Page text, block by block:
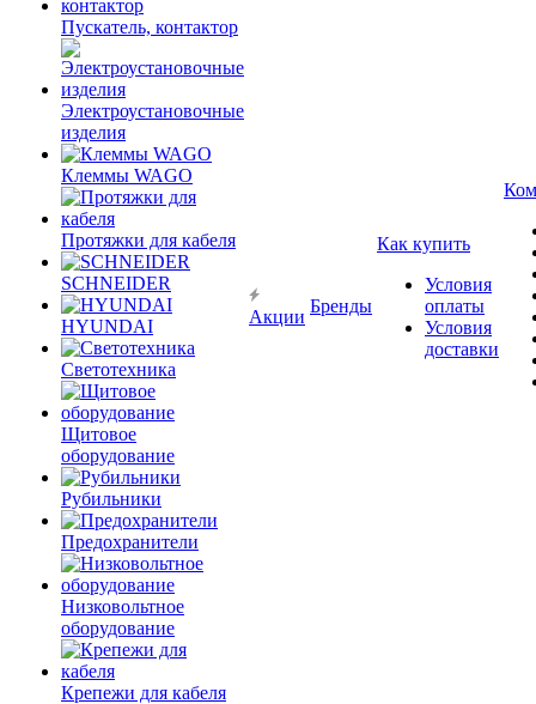
Пускатель, контактор
Электроустановочные
изделия
Клеммы WAGO
Протяжки для кабеля
SCHNEIDER
HYUNDAI
Светотехника
Щитовое
оборудование
Рубильники
Предохранители
Низковольтное
оборудование
Крепежи для кабеля
Акции
Бренды
Как купить
Условия
оплаты
Условия
доставки